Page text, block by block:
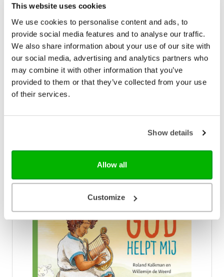
This website uses cookies
We use cookies to personalise content and ads, to
provide social media features and to analyse our traffic.
We also share information about your use of our site with
our social media, advertising and analytics partners who
may combine it with other information that you’ve
provided to them or that they’ve collected from your use
of their services.
Show details
Allow all
Customize
Illustrator
Marjolein Hund
Taal
Nederlands
Aantal pagina's
464
Bezorging binnen 1–2 werkdagen